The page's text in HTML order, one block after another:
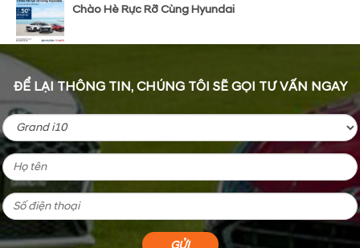
Chào Hè Rực Rỡ Cùng Hyundai
ĐỂ LẠI THÔNG TIN, CHÚNG TÔI SẼ GỌI TƯ VẤN NGAY